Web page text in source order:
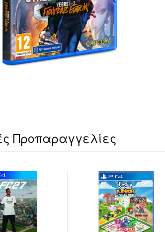
Προπαραγγελίες